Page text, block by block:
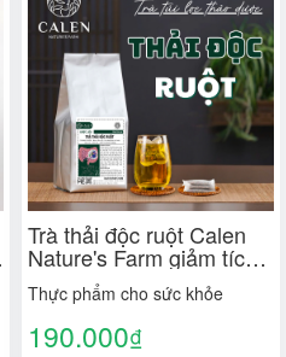
Trà thải độc ruột Calen
Nature's Farm giảm tích
tụ axti uric, ngăn ngừa
gout và thông ruột nhuận
tràng bịch 30 lọc
Thực phẩm cho sức khỏe
190.000₫